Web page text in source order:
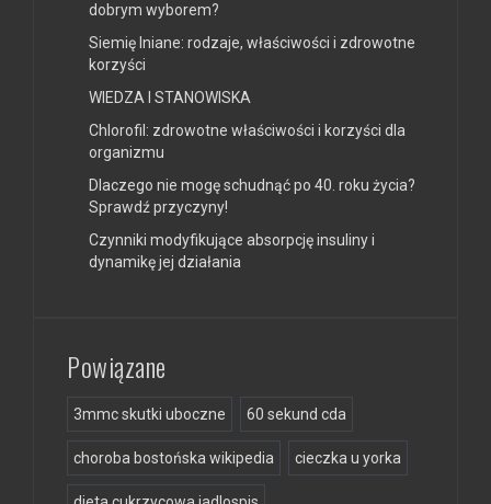
dobrym wyborem?
Siemię lniane: rodzaje, właściwości i zdrowotne
korzyści
WIEDZA I STANOWISKA
Chlorofil: zdrowotne właściwości i korzyści dla
organizmu
Dlaczego nie mogę schudnąć po 40. roku życia?
Sprawdź przyczyny!
Czynniki modyfikujące absorpcję insuliny i
dynamikę jej działania
Powiązane
3mmc skutki uboczne 60 sekund cda
choroba bostońska wikipedia cieczka u yorka